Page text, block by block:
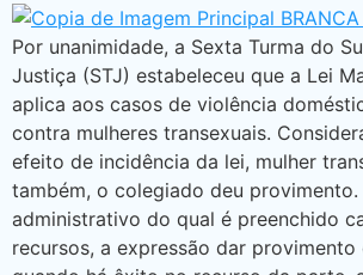
Por unanimidade, a Sexta Turma do
Justiça (STJ) estabeleceu que a Lei
aplica aos casos de violência
contra mulheres transexuais.
efeito de incidência da lei, mulher
também, o colegiado deu
administrativo do qual é preenchido
recursos, a expressão dar provimento